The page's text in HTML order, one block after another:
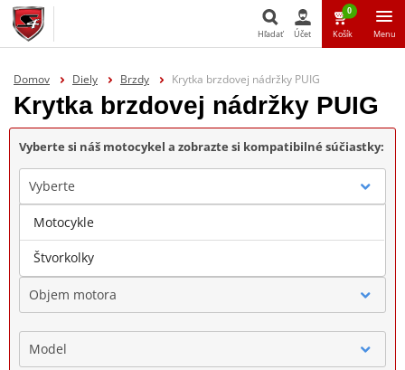
Hľadať Účet
0
Košík Menu
Domov Diely Brzdy Krytka brzdovej nádržky PUIG
Krytka brzdovej nádržky PUIG
Vyberte si náš motocykel a zobrazte si kompatibilné súčiastky:
Vyberte
Značka
Objem motora
Model
Motocykle
Štvorkolky